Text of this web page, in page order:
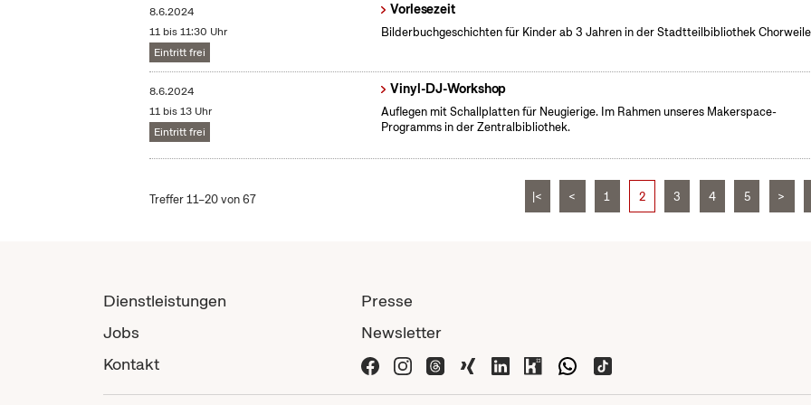
8.6.2024
11 bis 11:30 Uhr
Eintritt frei
Vorlesezeit
Bilderbuchgeschichten für Kinder ab 3 Jahren in der Stadtteilbibliothek
8.6.2024
11 bis 13 Uhr
Eintritt frei
Vinyl-DJ-Workshop
Auflegen mit Schallplatten für Neugierige. Im Rahmen unseres Makerspace-
Programms in der Zentralbibliothek.
Treffer 11–20 von 67 |< < 1 2 3 4 5 >
Dienstleistungen
Jobs
Kontakt
Presse
Newsletter